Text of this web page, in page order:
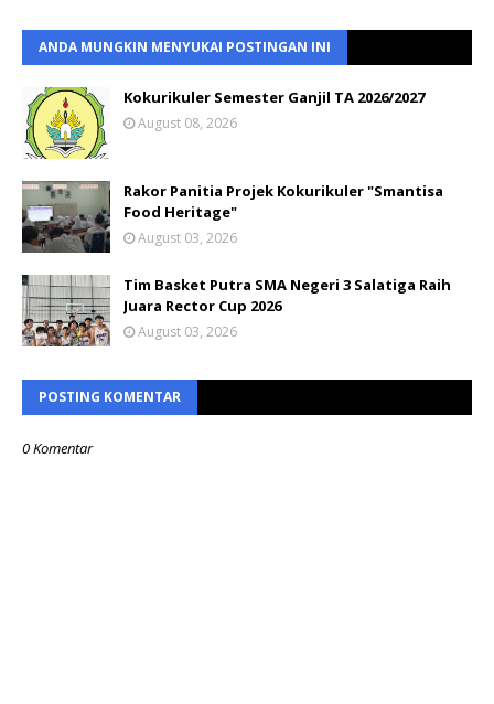
ANDA MUNGKIN MENYUKAI POSTINGAN INI
Kokurikuler Semester Ganjil TA 2026/2027
August 08, 2026
Rakor Panitia Projek Kokurikuler "Smantisa
Food Heritage"
August 03, 2026
Tim Basket Putra SMA Negeri 3 Salatiga Raih
Juara Rector Cup 2026
August 03, 2026
POSTING KOMENTAR
0 Komentar